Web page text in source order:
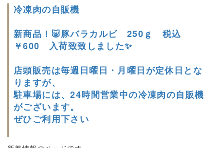
冷凍肉の自販機
新商品！🐷豚バラカルビ 250ｇ 税込
￥600 入荷致致しました✨
店頭販売は毎週日曜日・月曜日が定休日とな
りますが、
駐車場には、24時間営業中の冷凍肉の自販機
がございます。
ぜひご利用下さい